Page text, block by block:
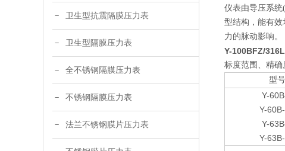
卫生型抗震隔膜压力表
卫生型隔膜压力表
全不锈钢隔膜压力表
不锈钢隔膜压力表
法兰不锈钢膜片压力表
仪表由导压系
型结构，能有
力的脉动影响。
Y-100BFZ/
标度范围、 精确
型号
Y-
Y-
Y-
Y-